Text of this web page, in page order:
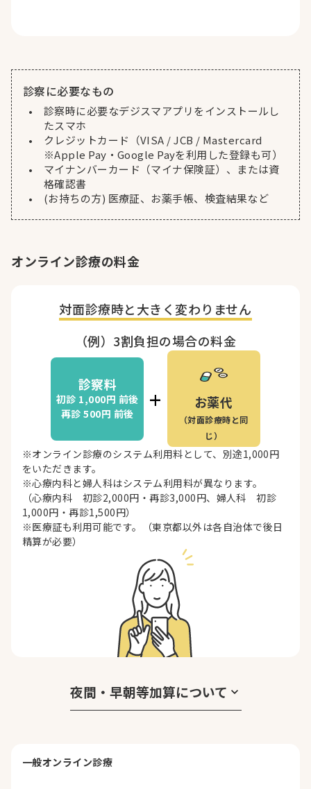
診察に必要なもの
診察時に必要なデジスマアプリをインストールし
たスマホ
クレジットカード（VISA / JCB / Mastercard
※Apple Pay・Google Payを利用した登録も可）
マイナンバーカード（マイナ保険証）、または資
格確認書
(お持ちの方) 医療証、お薬手帳、検査結果など
オンライン診療の料金
対面診療時と大きく変わりません
（例）3割負担の場合の料金
診察料
初診 1,000円 前後
再診 500円 前後 + お薬代
（対面診療時と同
じ）
※オンライン診療のシステム利用料として、別途1,000円
をいただきます。
※心療内科と婦人科はシステム利用料が異なります。
（心療内科 初診2,000円・再診3,000円、婦人科 初診
1,000円・再診1,500円）
※医療証も利用可能です。（東京都以外は各自治体で後日
精算が必要）
夜間・早朝等加算について keyboard_arrow_down
一般オンライン診療